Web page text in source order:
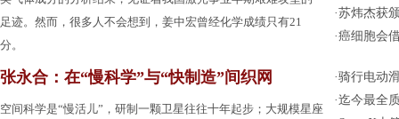
足迹。然而，很多人不会想到，姜中宏曾经化学成绩只有21
分。
张永合：在“慢科学”与“快制造”间织网
空间科学是“慢活儿”，研制一颗卫星往往十年起步；大规模星座
·苏炜杰获
·癌细胞会
·骑行电动
·迄今最全